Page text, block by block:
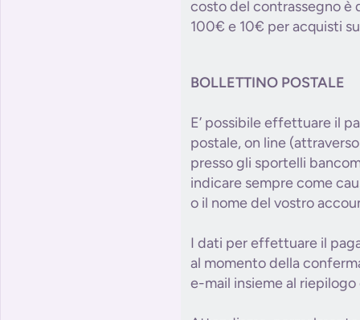
costo del contrassegno è
100€ e 10€ per acquisti
BOLLETTINO POSTALE
E’ possibile effettuare il
postale, on line
presso gli sportelli
indicare sempre come
o il nome del vostro
I dati per effettuare il
al momento della
e-mail insieme al riepilogo